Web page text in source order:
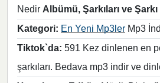
Nedir Albümü, Şarkıları ve
Kategori: En Yeni Mp3ler Mp3
Tiktok`da: 591 Kez dinlenen en
şarkıları. Bedava mp3 indir ve